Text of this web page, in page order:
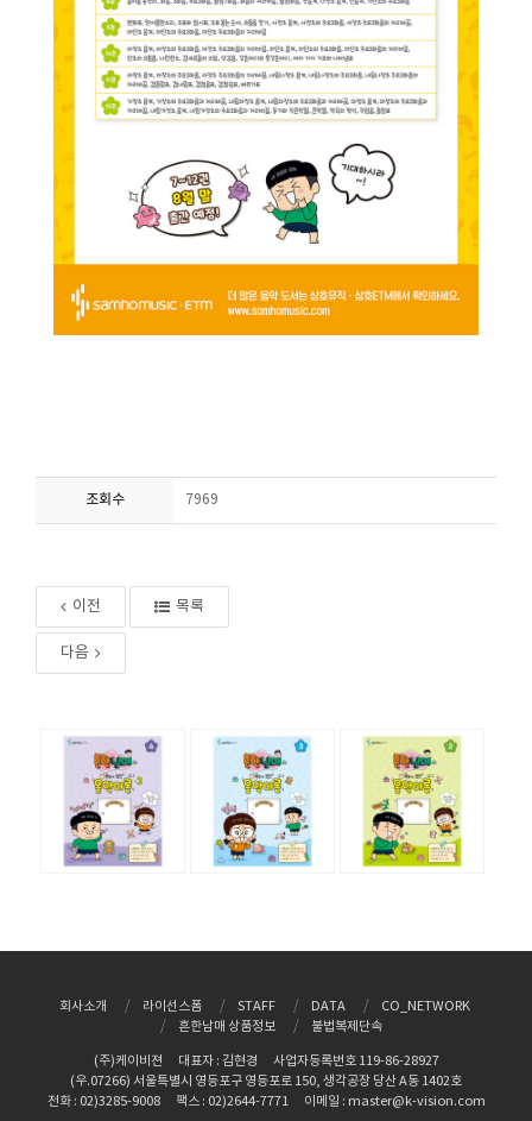
조회수 7969
이전 목록
다음
회사소개 라이선스폼 STAFF DATA
CO_NETWORK
흔한남매 상품정보
불법복제단속
(주)케이비젼 대표자 : 김현경
사업자등록번호 119-86-28927
(우.07266) 서울특별시 영등포구 영등포로 150, 생각공장 당산 A동 1402호
전화 : 02)3285-9008
팩스 : 02)2644-7771 이메일 : master@k-vision.com